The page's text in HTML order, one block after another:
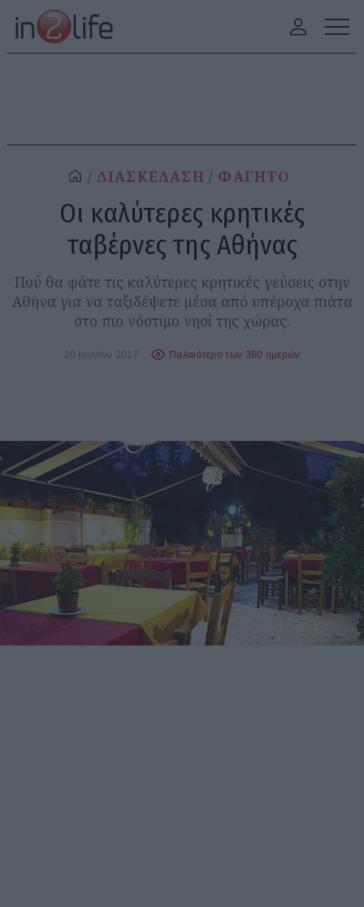
ΔΙΑΣΚΕΔΑΣΗ ΦΑΓΗΤΟ
Οι καλύτερες κρητικές
ταβέρνες της Αθήνας
Πού θα φάτε τις καλύτερες κρητικές γεύσεις στην
Αθήνα για να ταξιδέψετε μέσα από υπέροχα πιάτα
στο πιο νόστιμο νησί της χώρας.
20 Ιουνίου 2017 Παλαιότερο των 360 ημερών